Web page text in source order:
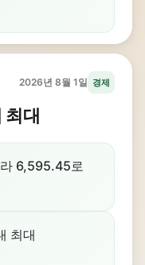
2026년 8월 1일 경제
최대
6,595.45로
최대